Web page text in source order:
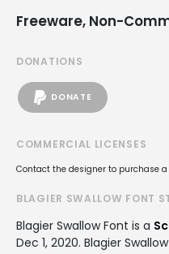
Freeware, Non-
DONATIONS
DONATE
COMMERCIAL LICENSES
Contact the designer to purchase
BLAGIER SWALLOW FONT
Blagier Swallow Font is a
Dec 1, 2020. Blagier